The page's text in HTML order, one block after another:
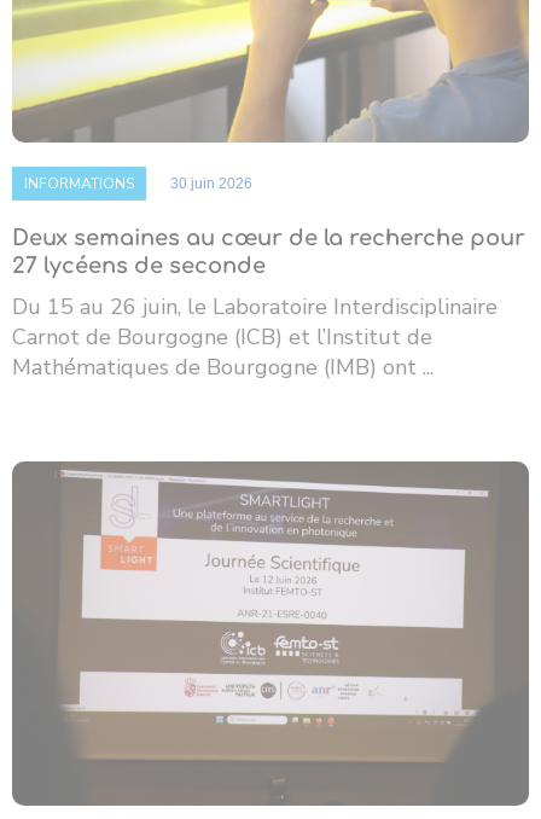
INFORMATIONS 30 juin 2026
Deux semaines au cœur de la recherche pour
27 lycéens de seconde
Du 15 au 26 juin, le Laboratoire Interdisciplinaire
Carnot de Bourgogne (ICB) et l’Institut de
Mathématiques de Bourgogne (IMB) ont ...